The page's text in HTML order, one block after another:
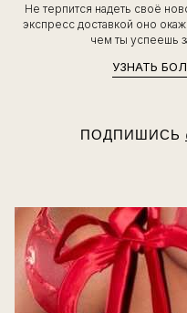
Не терпится надеть своё
экспресс доставкой оно
чем ты успеешь
УЗНАТЬ
ПОДПИШИСЬ